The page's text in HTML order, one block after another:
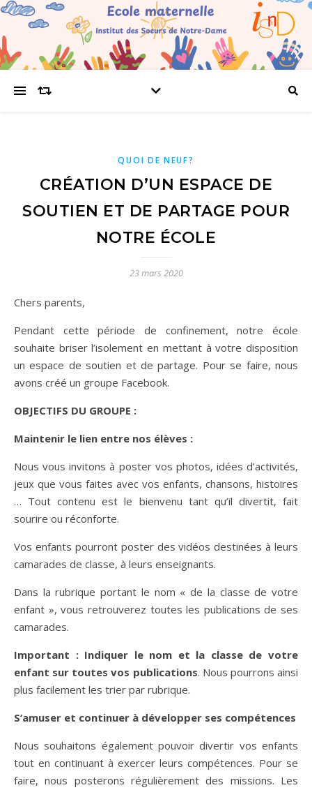
QUOI DE NEUF?
CRÉATION D’UN ESPACE DE
SOUTIEN ET DE PARTAGE POUR
NOTRE ÉCOLE
23 mars 2020
Chers parents,
Pendant cette période de confinement, notre école
souhaite briser l’isolement en mettant à votre disposition
un espace de soutien et de partage. Pour se faire, nous
avons créé un groupe Facebook.
OBJECTIFS DU GROUPE :
Maintenir le lien entre nos élèves :
Nous vous invitons à poster vos photos, idées d’activités,
jeux que vous faites avec vos enfants, chansons, histoires
… Tout contenu est le bienvenu tant qu’il divertit, fait
sourire ou réconforte.
Vos enfants pourront poster des vidéos destinées à leurs
camarades de classe, à leurs enseignants.
Dans la rubrique portant le nom « de la classe de votre
enfant », vous retrouverez toutes les publications de ses
camarades.
Important : Indiquer le nom et la classe de votre
enfant sur toutes vos publications. Nous pourrons ainsi
plus facilement les trier par rubrique.
S’amuser et continuer à développer ses compétences
Nous souhaitons également pouvoir divertir vos enfants
tout en continuant à exercer leurs compétences. Pour se
faire, nous posterons régulièrement des missions. Les